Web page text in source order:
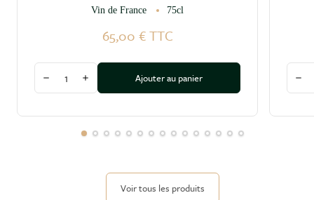
Vin de France 75cl
65,00 € TTC
Diminuer la quantité
Augmenter la quantité
Ajouter au panier
Voir tous les produits